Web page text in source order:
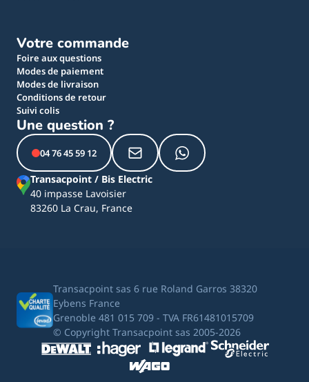
Votre commande
Foire aux questions
Modes de paiement
Modes de livraison
Conditions de retour
Suivi colis
Une question ?
04 76 45 59 12
Transacpoint / Bis Electric
40 impasse Lavoisier
83260 La Crau, France
Transacpoint sas 6 rue Roland Garros 38320
Eybens France
Grenoble 481 015 709 - TVA FR61481015709
© Copyright Transacpoint sas 2005-2026